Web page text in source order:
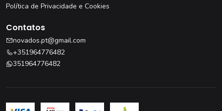
Política de Privacidade e Cookies
Contatos
novados.pt@gmail.com
+351964776482
351964776482